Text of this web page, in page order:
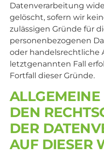
Datenverarbeitung
gelöscht, sofern wir
zulässigen Gründe für
personenbezogenen
oder handelsrechtliche
letztgenannten Fall
Fortfall dieser Gründe.
DEN
DER
AUF DIESER